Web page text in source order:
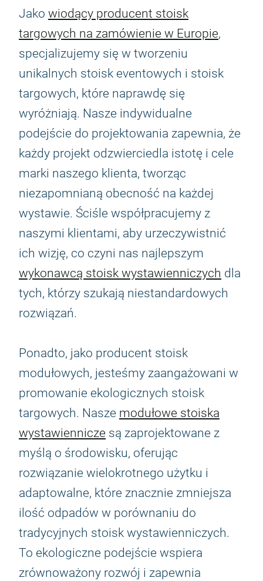
Jako wiodący producent stoisk
targowych na zamówienie w Europie,
specjalizujemy się w tworzeniu
unikalnych stoisk eventowych i stoisk
targowych, które naprawdę się
wyróżniają. Nasze indywidualne
podejście do projektowania zapewnia, że
każdy projekt odzwierciedla istotę i cele
marki naszego klienta, tworząc
niezapomnianą obecność na każdej
wystawie. Ściśle współpracujemy z
naszymi klientami, aby urzeczywistnić
ich wizję, co czyni nas najlepszym
wykonawcą stoisk wystawienniczych dla
tych, którzy szukają niestandardowych
rozwiązań.
Ponadto, jako producent stoisk
modułowych, jesteśmy zaangażowani w
promowanie ekologicznych stoisk
targowych. Nasze modułowe stoiska
wystawiennicze są zaprojektowane z
myślą o środowisku, oferując
rozwiązanie wielokrotnego użytku i
adaptowalne, które znacznie zmniejsza
ilość odpadów w porównaniu do
tradycyjnych stoisk wystawienniczych.
To ekologiczne podejście wspiera
zrównoważony rozwój i zapewnia